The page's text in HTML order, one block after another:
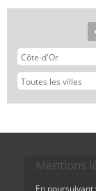
En
Mentions